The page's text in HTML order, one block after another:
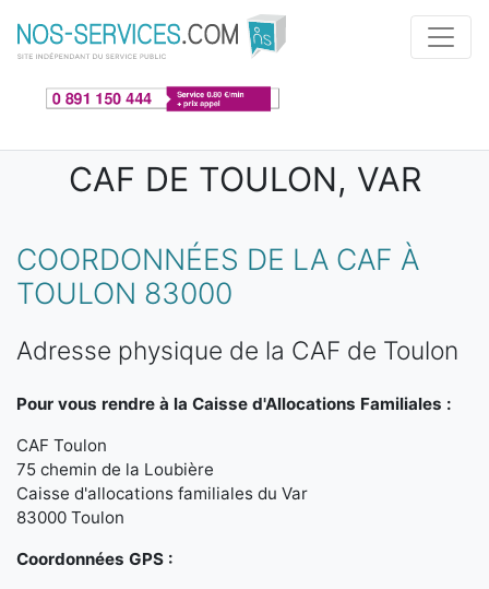
Aller au contenu principal
CAF DE TOULON, VAR
COORDONNÉES DE LA CAF À
TOULON 83000
Adresse physique de la CAF de Toulon
Pour vous rendre à la Caisse d'Allocations Familiales :
CAF Toulon
75 chemin de la Loubière
Caisse d'allocations familiales du Var
83000 Toulon
Coordonnées GPS :